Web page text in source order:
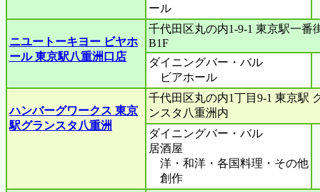
ール
ニユートーキヨー ビヤホ
ール 東京駅八重洲口店
千代田区丸の内1-9-1 東京駅一番
B1F
ダイニングバー・バル
ビアホール
ハンバーグワークス 東京
駅グランスタ八重洲
千代田区丸の内1丁目9-1 東京駅
ンスタ八重洲内
ダイニングバー・バル
居酒屋
洋・和洋・各国料理・その他
創作